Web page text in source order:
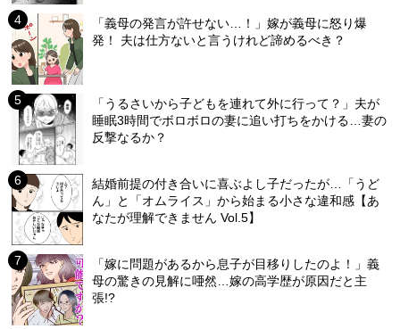
「義母の発言が許せない…！」嫁が義母に怒り爆
発！ 夫は仕方ないと言うけれど諦めるべき？
「うるさいから子どもを連れて外に行って？」夫が
睡眠3時間でボロボロの妻に追い打ちをかける…妻の
反撃なるか？
結婚前提の付き合いに喜ぶよし子だったが…「うど
ん」と「オムライス」から始まる小さな違和感【あ
なたが理解できません Vol.5】
「嫁に問題があるから息子が目移りしたのよ！」義
母の驚きの見解に唖然…嫁の高学歴が原因だと主
張!?